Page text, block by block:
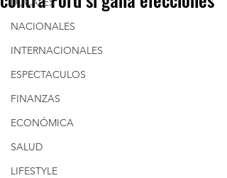
NACIONALES
INTERNACIONALES
ESPECTACULOS
FINANZAS
ECONÓMICA
SALUD
LIFESTYLE